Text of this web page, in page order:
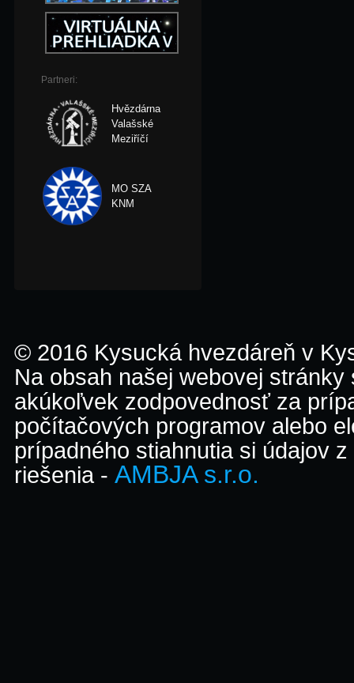
Partneri:
Hvězdárna
Valašské
Meziříčí
MO SZA
KNM
© 2016 Kysucká hvezdáreň v
Na obsah našej webovej
akúkoľvek zodpovednosť za
počítačových programov alebo
prípadného stiahnutia si údajov
riešenia - AMBJA s.r.o.